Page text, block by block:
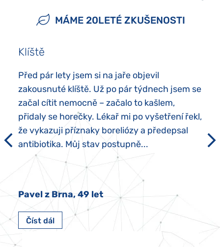
MÁME 20LETÉ ZKUŠENOSTI
Klíště
Před pár lety jsem si na jaře objevil
zakousnuté klíště. Už po pár týdnech jsem se
začal cítit nemocně – začalo to kašlem,
přidaly se horečky. Lékař mi po vyšetření řekl,
že vykazuji příznaky boreliózy a předepsal
antibiotika. Můj stav postupně...
Pavel z Brna, 49 let
Číst dál